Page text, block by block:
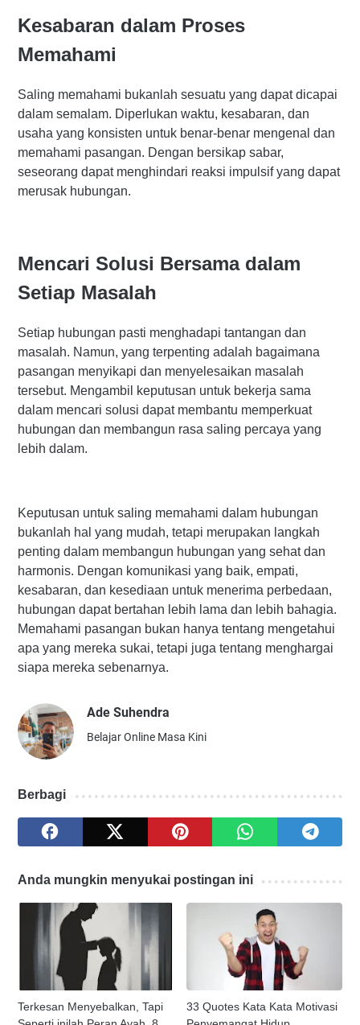
Kesabaran dalam Proses
Memahami
Saling memahami bukanlah sesuatu yang dapat dicapai
dalam semalam. Diperlukan waktu, kesabaran, dan
usaha yang konsisten untuk benar-benar mengenal dan
memahami pasangan. Dengan bersikap sabar,
seseorang dapat menghindari reaksi impulsif yang dapat
merusak hubungan.
Mencari Solusi Bersama dalam
Setiap Masalah
Setiap hubungan pasti menghadapi tantangan dan
masalah. Namun, yang terpenting adalah bagaimana
pasangan menyikapi dan menyelesaikan masalah
tersebut. Mengambil keputusan untuk bekerja sama
dalam mencari solusi dapat membantu memperkuat
hubungan dan membangun rasa saling percaya yang
lebih dalam.
Keputusan untuk saling memahami dalam hubungan
bukanlah hal yang mudah, tetapi merupakan langkah
penting dalam membangun hubungan yang sehat dan
harmonis. Dengan komunikasi yang baik, empati,
kesabaran, dan kesediaan untuk menerima perbedaan,
hubungan dapat bertahan lebih lama dan lebih bahagia.
Memahami pasangan bukan hanya tentang mengetahui
apa yang mereka sukai, tetapi juga tentang menghargai
siapa mereka sebenarnya.
Ade Suhendra
Belajar Online Masa Kini
Berbagi
Anda mungkin menyukai postingan ini
Terkesan Menyebalkan, Tapi
33 Quotes Kata Kata Motivasi